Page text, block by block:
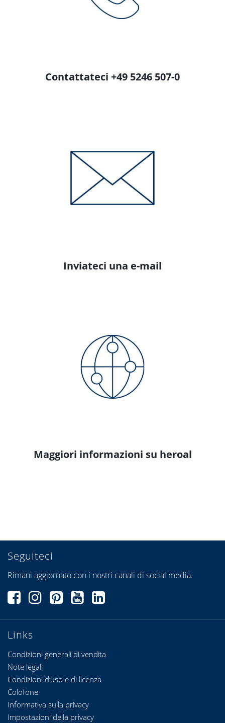
Contattateci +49 5246 507-0
Inviateci una e-mail
Maggiori informazioni su heroal
Links
Condizioni generali di vendita
Note legali
Condizioni d’uso e di licenza
Seguiteci
Rimani aggiornato con i nostri canali di social media.
Colofone
Informativa sulla privacy
Impostazioni della privacy